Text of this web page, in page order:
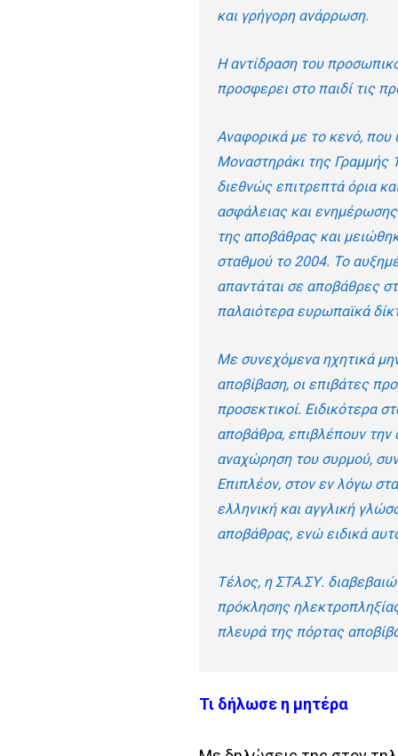
και γρήγορη ανάρρωση.
Η αντίδραση του
προσφερει στο παιδί τις
Αναφορικά με το κενό, που
Μοναστηράκι της Γραμμής
διεθνώς επιτρεπτά όρια
ασφάλειας και
της αποβάθρας και
σταθμού το 2004. Το
απαντάται σε αποβάθρες
παλαιότερα ευρωπαϊκά
Με συνεχόμενα ηχητικά
αποβίβαση, οι επιβάτες
προσεκτικοί. Ειδικότερα
αποβάθρα, επιβλέπουν την
αναχώρηση του συρμού,
Επιπλέον, στον εν λόγω
ελληνική και αγγλική
αποβάθρας, ενώ ειδικά
Τέλος, η ΣΤΑ.ΣΥ.
πρόκλησης
πλευρά της πόρτας
Τι δήλωσε η μητέρα